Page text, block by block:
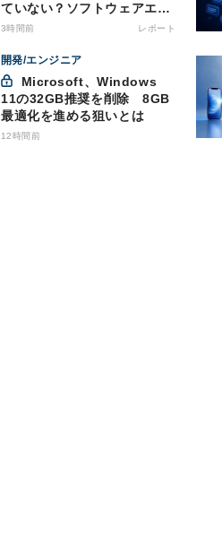
ていない？ソフトウェアエン
ジニアリングにおけるAIの8
3時間前 レポート
開発/エンジニア
11の32GB推奨を削除 8GB
最適化を進める狙いとは
12時間前